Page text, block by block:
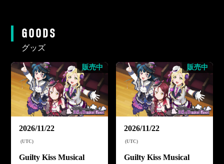
GOODS
グッズ
販売中
2026/11/22
(UTC)
Guilty Kiss Musical
販売中
2026/11/22
(UTC)
Guilty Kiss Musical